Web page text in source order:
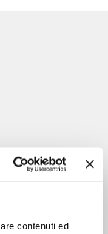
contenuti ed